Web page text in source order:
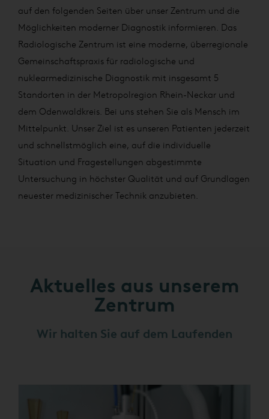
auf den folgenden Seiten über unser Zentrum und die
Möglichkeiten moderner Diagnostik informieren. Das
Radiologische Zentrum ist eine moderne, überregionale
Gemeinschaftspraxis für radiologische und
nuklearmedizinische Diagnostik mit insgesamt 5
Standorten in der Metropolregion Rhein-Neckar und
dem Odenwaldkreis. Bei uns stehen Sie als Mensch im
Mittelpunkt. Unser Ziel ist es unseren Patienten jederzeit
und schnellstmöglich eine, auf die individuelle
Situation und Fragestellungen abgestimmte
Untersuchung in höchster Qualität und auf Grundlagen
neuester medizinischer Technik anzubieten.
Aktuelles aus unserem
Zentrum
Wir halten Sie auf dem Laufenden